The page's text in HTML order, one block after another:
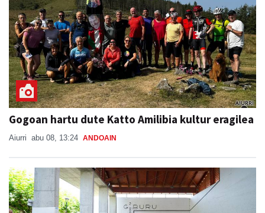
Gogoan hartu dute Katto Amilibia kultur eragilea
Aiurri abu 08, 13:24 ANDOAIN